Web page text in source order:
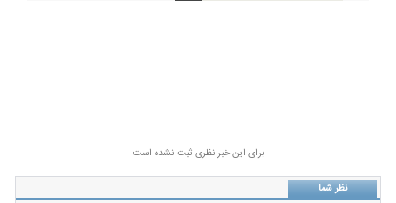
برای این خبر نظری ثبت نشده است
نظر شما